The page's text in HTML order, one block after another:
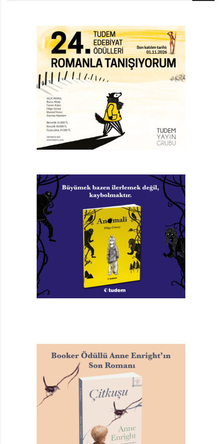
İnsanları ve hayvanları Zepa Nehri’nin bir yakasından
diğerine taşıyor. Bir akşamüstü onun taş
parmaklıklarına yorgun argın yaslanan bir yolcu
öyküsünü yazmaya karar verene kadar, kimse mimarını
da hatırlamıyor.
SANATA DUYULAN AŞK
İtalo Calvino fotoğraf sanatı için konuk olmuş kitaba.
Sanatçının sanatının içine gömülüp gitmesi sürecini
anlatmış. Bu sürecin doğurduğu yabancılaşmayı
oluyor. Sanatçının sanatına duyduğu aşk demeli belki
de. Öyle bir aşk ki kanlı canlı gerçek bir aşk yanında
metelik etmiyor. Kadın çırılçıplak karşısında dururken,
sanatçının aklında sadece, onun fotoğrafı çekilebilir
haliyle çekilemez halini tek bir karede birleştirmek var.
Sanatla sanatçı arasındaki aşk ilişkisine değinen kitabın
bir başka konuğu ise Levent Cantek. Akıllı uslu bir
hayatı öğütleyenlerce döşenmiş bütün oklar başka
yönü gösterirken, neden çizgi romanın peşinden gittiğini
ve izleyicinin isteklerini tatmin etmek için koştururken
düştüğü çıkmaz sokaklarda gezdiriyor okuru eğlenceli
bir üslupla. Dansla ilgili öykü çok kısa… Yarım sayfa…
Ama bu kısalık öykünün ana fikri ile birebir örtüşüyor:
Adımların düzenindeki karmaşıklığı sakın düşüme!
Sadece dans et! Heykel’in payına da sanat hakkında
konuşmaya çok meraklı olan Oscar Wilde’dan yarım